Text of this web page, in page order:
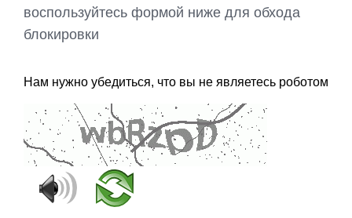
воспользуйтесь формой ниже для обхода
блокировки
Нам нужно убедиться, что вы не являетесь роботом